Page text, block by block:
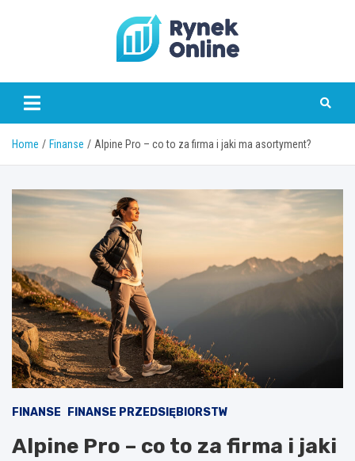
www.rynekonline.pl
Home Finanse Alpine Pro – co to za firma i jaki ma asortyment?
FINANSE FINANSE PRZEDSIĘBIORSTW
Alpine Pro – co to za firma i jaki